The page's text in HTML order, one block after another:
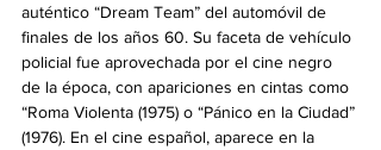
auténtico “Dream Team” del automóvil de
finales de los años 60. Su faceta de vehículo
policial fue aprovechada por el cine negro
de la época, con apariciones en cintas como
“Roma Violenta (1975) o “Pánico en la Ciudad”
(1976). En el cine español, aparece en la